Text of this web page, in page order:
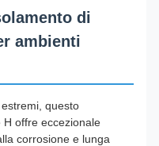
di
ambienti
questo
offre eccezionale
corrosione e lunga